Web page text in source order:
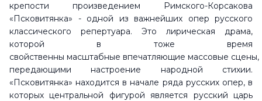
крепости произведением Римского-Корсакова
«Псковитянка» - одной из важнейших опер русского
классического репертуара. Это лирическая драма,
которой в тоже время
свойственны масштабные впечатляющие массовые сцены,
передающими настроение народной стихии.
«Псковитянка» находится в начале ряда русских опер, в
которых центральной фигурой является русский царь